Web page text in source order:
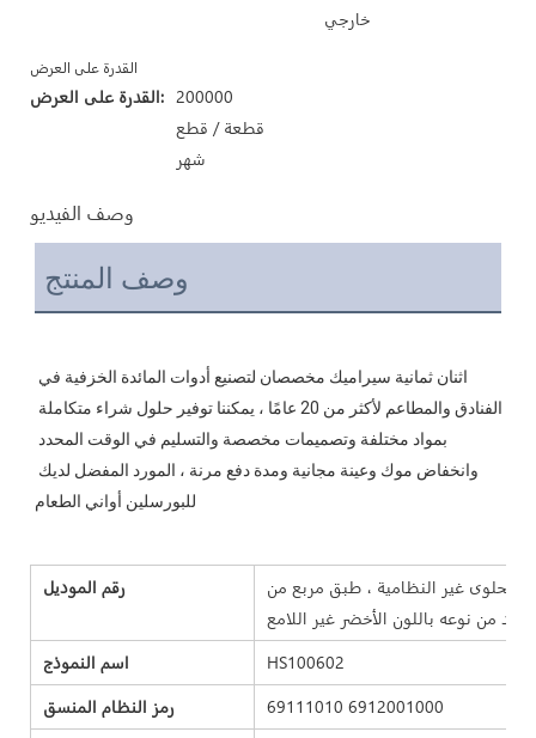
خارجي
القدرة على العرض
القدرة على العرض: 200000
قطعة / قطع
شهر
وصف الفيديو
وصف المنتج
رقم الموديل الحلوى غير النظامية ، طبق مربع من
اسم النموذج
HS100602
رمز النظام المنسق
69111010 6912001000